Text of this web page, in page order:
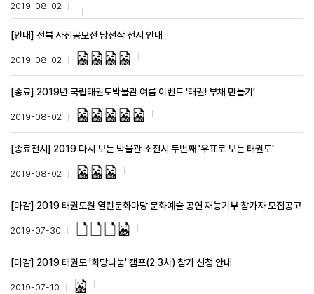
2019-08-02
[안내] 전북 사진공모전 당선작 전시 안내
2019-08-02
[종료] 2019년 국립태권도박물관 여름 이벤트 '태권! 부채 만들기'
2019-08-02
[종료전시] 2019 다시 보는 박물관 소전시 두번째 '우표로 보는 태권도'
2019-08-02
[마감] 2019 태권도원 열린문화마당 문화예술 공연 재능기부 참가자 모집공고
2019-07-30
[마감] 2019 태권도 '희망나눔' 캠프(2·3차) 참가 신청 안내
2019-07-10